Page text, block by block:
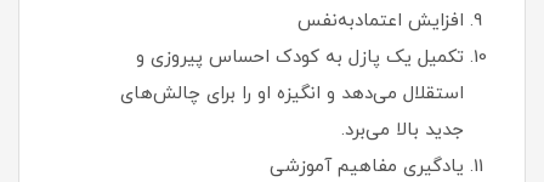
افزایش اعتمادبه‌نفس
تکمیل یک پازل به کودک احساس پیروزی و
استقلال می‌دهد و انگیزه او را برای چالش‌های
جدید بالا می‌برد.
یادگیری مفاهیم آموزشی